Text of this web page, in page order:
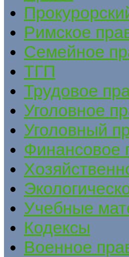
Римское
Семейное
ТГП
Трудовое
Уголовное
Уголовный
Финансовое
Учебные
Кодексы
Военное